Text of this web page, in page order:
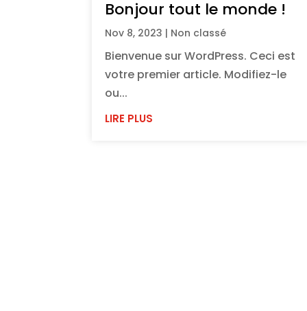
Bonjour tout le monde !
Nov 8, 2023 | Non classé
Bienvenue sur WordPress. Ceci est
votre premier article. Modifiez-le
ou...
LIRE PLUS